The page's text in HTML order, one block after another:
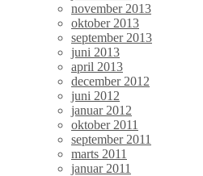
november 2013
oktober 2013
september 2013
juni 2013
april 2013
december 2012
juni 2012
januar 2012
oktober 2011
september 2011
marts 2011
januar 2011